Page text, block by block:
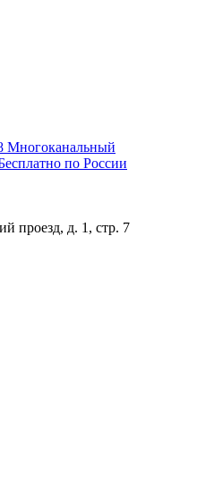
Многоканальный
по России
проезд, д. 1, стр. 7